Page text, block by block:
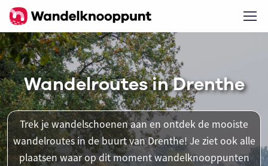
Wandelroutes in Drenthe
Trek je wandelschoenen aan en ontdek de mooiste
wandelroutes in de buurt van Drenthe! Je ziet ook alle
plaatsen waar op dit moment wandelknooppunten